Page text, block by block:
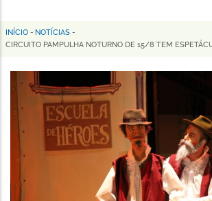
Horizonte
Trilha
navegação
INÍCIO - NOTÍCIAS -
CIRCUITO PAMPULHA NOTURNO DE 15/8 TEM